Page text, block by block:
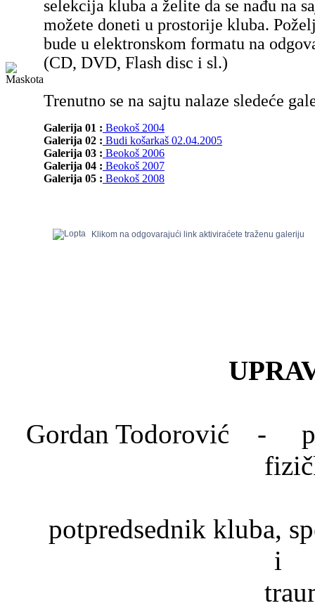
selekcija kluba a želite da se nađu na
možete doneti u prostorije kluba.
bude u elektronskom formatu na
(CD, DVD, Flash disc i sl.)
Trenutno se na sajtu nalaze sledeće
Galerija 01 : Beokoš 2004
Galerija 02 : Budi košarkaš 02.04.2005
Galerija 03 : Beokoš 2006
Galerija 04 : Beokoš 2007
Galerija 05 : Beokoš 2008
Klikom na odgovarajući link aktiviraćete traženu galeriju
Gordan Todorović -
potpredsednik kluba,